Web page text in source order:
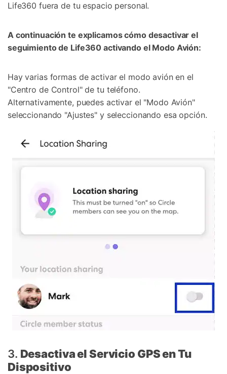
Life360 fuera de tu espacio personal.
A continuación te explicamos cómo desactivar el
seguimiento de Life360 activando el Modo Avión:
Hay varias formas de activar el modo avión en el
"Centro de Control" de tu teléfono.
Alternativamente, puedes activar el "Modo Avión"
seleccionando "Ajustes" y seleccionando esa opción.
3. Desactiva el Servicio GPS en Tu
Dispositivo